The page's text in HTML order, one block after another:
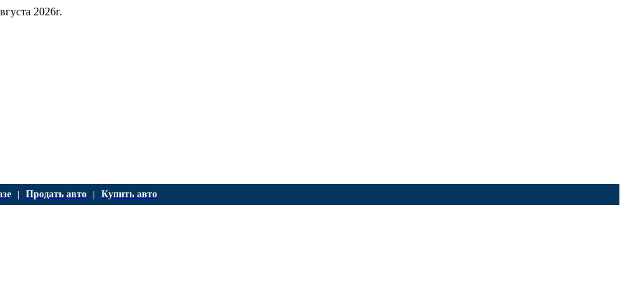
2026г.
Продать авто Купить авто